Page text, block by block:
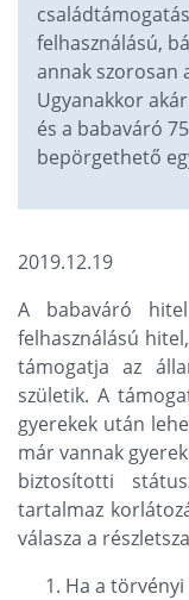
felhasználású,
annak szorosan
Ugyanakkor
és a babaváró
bepörgethető
2019.12.19
A babaváró
felhasználású
támogatja az
születik. A
gyerekek után
már vannak
biztosítotti
tartalmaz
válasza a
Ha a